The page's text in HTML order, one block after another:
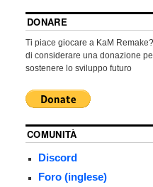
DONARE
Ti piace giocare a KaM
di considerare una donazione
sostenere lo sviluppo futuro
COMUNITÀ
Discord
Foro (inglese)